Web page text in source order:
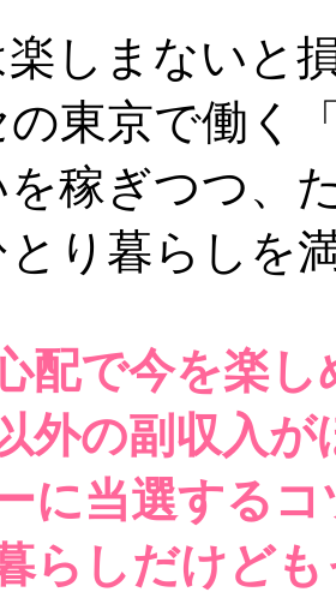
楽しまないと
東京で働く
を稼ぎつつ、
とり暮らしを
配で今を楽
外の副収入が
に当選する
らしだけど